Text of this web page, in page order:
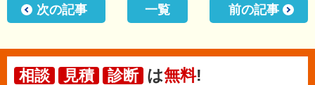
次の記事 一覧 前の記事
相談 見積 診断 は無料!